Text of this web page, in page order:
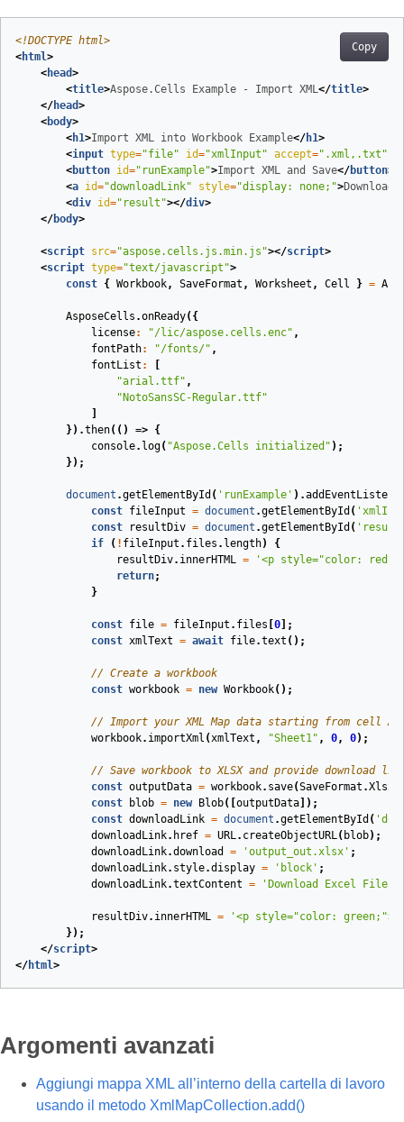
Copy
<!DOCTYPE html>
<html>
<head>
<title>Aspose.Cells Example - Import XML</title>
</head>
<body>
<h1>Import XML into Workbook Example</h1>
<input type="file" id="xmlInput" accept=".xml,.txt"
<button id="runExample">Import XML and Save</button>
<a id="downloadLink" style="display: none;">Download
<div id="result"></div>
</body>
<script src="aspose.cells.js.min.js"></script>
<script type="text/javascript">
const { Workbook, SaveFormat , Worksheet , Cell } =
AsposeCells .onReady({
license: "/lic/aspose.cells.enc" ,
fontPath: "/fonts/" ,
fontList :
"arial.ttf" ,
"NotoSansSC-Regular.ttf"
}).then( () => {
console. log( "Aspose.Cells initialized" );
});
document .getElementById ( 'runExample' ).
const fileInput = document .getElementById (
const
resultDiv = document .getElementById (
if
( ! fileInput . files . length)
{
resultDiv. innerHTML =
'<p style="color:
return;
}
const file = fileInput . files 0 ];
const xmlText = await file.text ();
// Create a workbook
const workbook = new Workbook();
// Import your XML Map data starting from cell A1
workbook. importXml (xmlText , "Sheet1" , 0, 0);
// Save workbook to XLSX and provide download
const outputData = workbook. save(SaveFormat .Xlsx
const
blob = new Blob([ outputData ]);
const downloadLink = document .getElementById (
downloadLink. href = URL. createObjectURL( blob);
downloadLink.download = 'output_out.xlsx' ;
downloadLink. style.display = 'block' ;
downloadLink.textContent = 'Download Excel File'
resultDiv. innerHTML =
'<p style="color:
});
</script>
</html>
Argomenti avanzati
Aggiungi mappa XML all’interno della cartella di lavoro
usando il metodo XmlMapCollection.add()